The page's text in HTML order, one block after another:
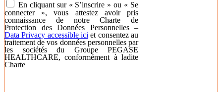
En cliquant sur « S’inscrire » ou « Se
connecter », vous attestez avoir pris
connaissance de notre Charte de
Protection des Données Personnelles –
Data Privacy accessible ici et consentez au
traitement de vos données personnelles par
les sociétés du Groupe PEGASE
HEALTHCARE, conformément à ladite
Charte